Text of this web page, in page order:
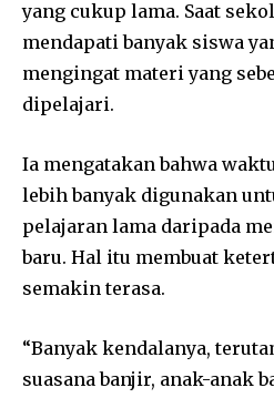
yang cukup lama. Saat
mendapati banyak siswa
mengingat materi yang
dipelajari.
Ia mengatakan bahwa
lebih banyak digunakan
pelajaran lama daripada
baru. Hal itu membuat
semakin terasa.
“Banyak kendalanya,
suasana banjir, anak-anak